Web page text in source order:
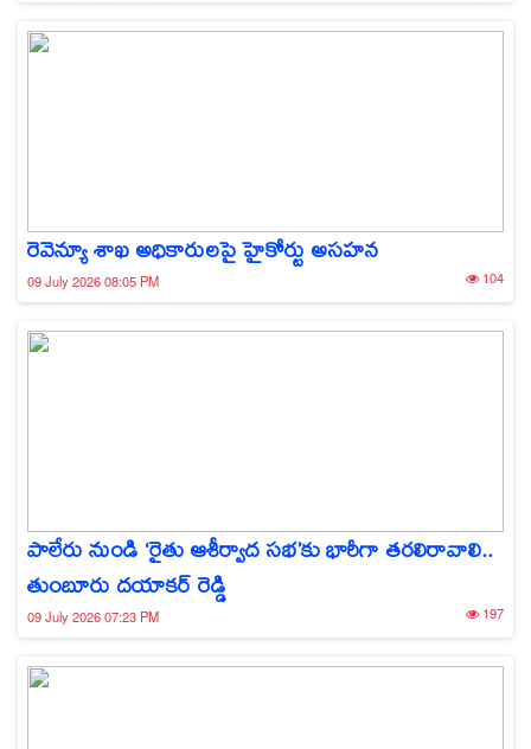
రెవెన్యూ శాఖ అధికారులపై హైకోర్టు అసహన
09 July 2026 08:05 PM 104
పాలేరు నుండి ‘రైతు ఆశీర్వాద సభ’కు భారీగా తరలిరావాలి..
తుంబూరు దయాకర్ రెడ్డి
09 July 2026 07:23 PM 197